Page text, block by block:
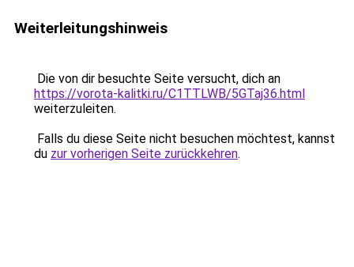
Weiterleitungshinweis
Die von dir besuchte Seite versucht, dich an
https://vorota-kalitki.ru/C1TTLWB/5GTaj36.html
weiterzuleiten.
Falls du diese Seite nicht besuchen möchtest, kannst
du zur vorherigen Seite zurückkehren.